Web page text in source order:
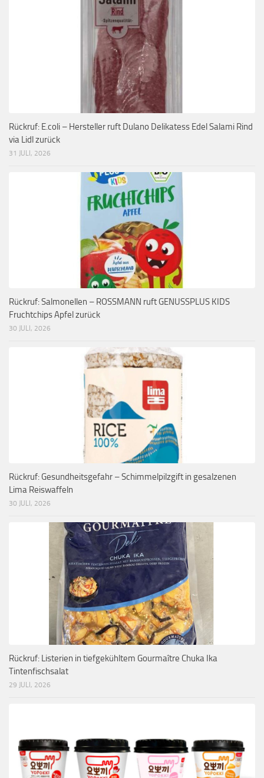
Rückruf: E.coli – Hersteller ruft Dulano Delikatess Edel Salami Rind
via Lidl zurück
31 JULI, 2026
Rückruf: Salmonellen – ROSSMANN ruft GENUSSPLUS KIDS
Fruchtchips Apfel zurück
30 JULI, 2026
Rückruf: Gesundheitsgefahr – Schimmelpilzgift in gesalzenen
Lima Reiswaffeln
30 JULI, 2026
Rückruf: Listerien in tiefgekühltem Gourmaître Chuka Ika
Tintenfischsalat
29 JULI, 2026